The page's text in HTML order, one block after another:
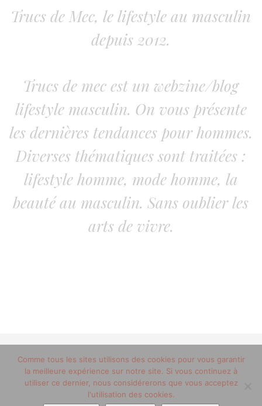
Trucs de Mec, le lifestyle au masculin
depuis 2012.
Trucs de mec est un webzine/blog
lifestyle masculin. On vous présente
les dernières tendances pour hommes.
Diverses thématiques sont traitées :
lifestyle homme, mode homme, la
beauté au masculin. Sans oublier les
arts de vivre.
© 2012-2020 copyright trucsdemec.fr - blog lifestyle
masculin/Tous droits réservés
Mentions Légales
Comme tous les sites utilisons des cookies pour vous garantir
la meilleure expérience sur notre site. Si vous continuez à
utiliser ce dernier, nous considérerons que vous acceptez
l'utilisation des cookies.